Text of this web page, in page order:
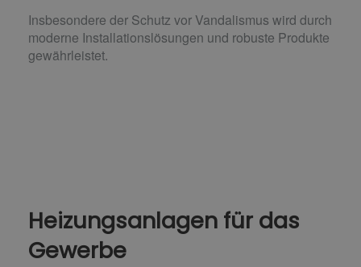
Insbesondere der Schutz vor Vandalismus wird durch
moderne Installationslösungen und robuste Produkte
gewährleistet.
Heizungsanlagen für das
Gewerbe